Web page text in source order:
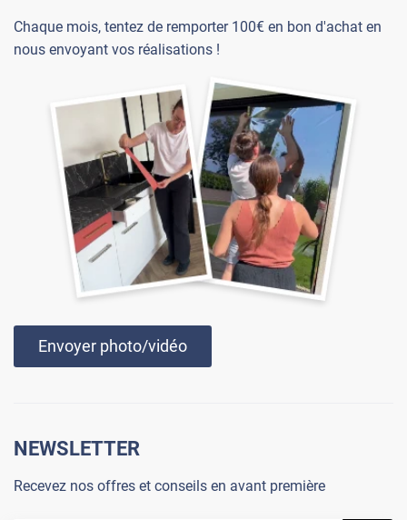
Chaque mois, tentez de remporter 100€ en bon d'achat en
nous envoyant vos réalisations !
Envoyer photo/vidéo
NEWSLETTER
Recevez nos offres et conseils en avant première